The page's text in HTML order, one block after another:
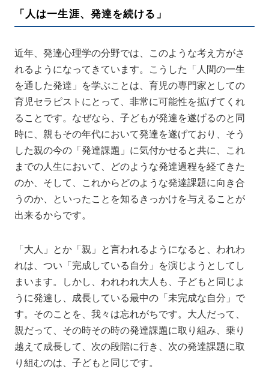
「人は一生涯、発達を続ける」
近年、発達心理学の分野では、このような考え方がさ
れるようになってきています。こうした「人間の一生
を通した発達」を学ぶことは、育児の専門家としての
育児セラピストにとって、非常に可能性を拡げてくれ
ることです。なぜなら、子どもが発達を遂げるのと同
時に、親もその年代において発達を遂げており、そう
した親の今の「発達課題」に気付かせると共に、これ
までの人生において、どのような発達過程を経てきた
のか、そして、これからどのような発達課題に向き合
うのか、といったことを知るきっかけを与えることが
出来るからです。
「大人」とか「親」と言われるようになると、われわ
れは、つい「完成している自分」を演じようとしてし
まいます。しかし、われわれ大人も、子どもと同じよ
うに発達し、成長している最中の「未完成な自分」で
す。そのことを、我々は忘れがちです。大人だって、
親だって、その時その時の発達課題に取り組み、乗り
越えて成長して、次の段階に行き、次の発達課題に取
り組むのは、子どもと同じです。